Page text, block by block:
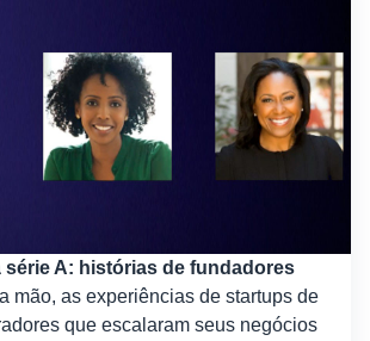
série A: histórias de fundadores
mão, as experiências de startups de
que escalaram seus negócios